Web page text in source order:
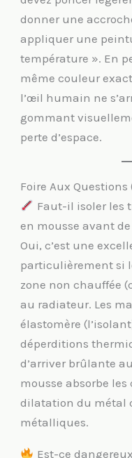
donner une
appliquer une
température ». En
même couleur
l’œil humain ne
gommant
perte d’espace.
Foire Aux Questions
Faut-il isoler les
en mousse avant
Oui, c’est une
particulièrement si
zone non chauffée
au radiateur. Les
élastomère
déperditions
d’arriver brûlante
mousse absorbe
dilatation du métal
métalliques.
Est-ce